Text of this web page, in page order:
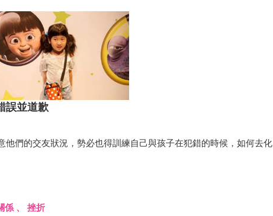
誤並道歉
他們的交友狀況，勢必也得訓練自己與孩子在犯錯的時候，如何去化
係 、 挫折